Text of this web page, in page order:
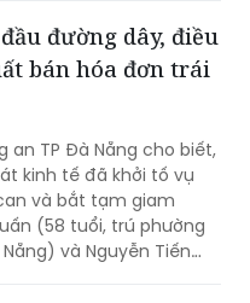
đường dây, điều
bán hóa đơn trái
an TP Đà Nẵng cho biết,
kinh tế đã khởi tố vụ
và bắt tạm giam
(58 tuổi, trú phường
Nẵng) và Nguyễn Tiến